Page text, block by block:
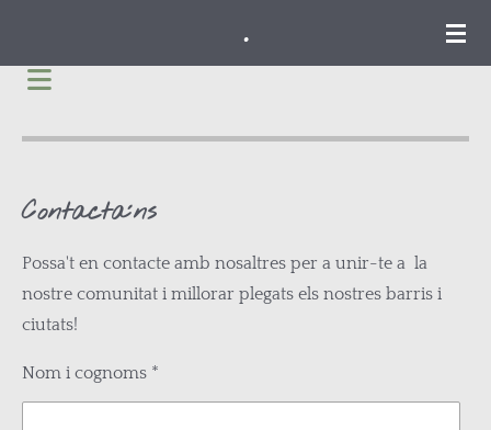
contenido
.
Contacta´ns
Possa't en contacte amb nosaltres per a unir-te a la
nostre comunitat i millorar plegats els nostres barris i
ciutats!
Nom i cognoms *